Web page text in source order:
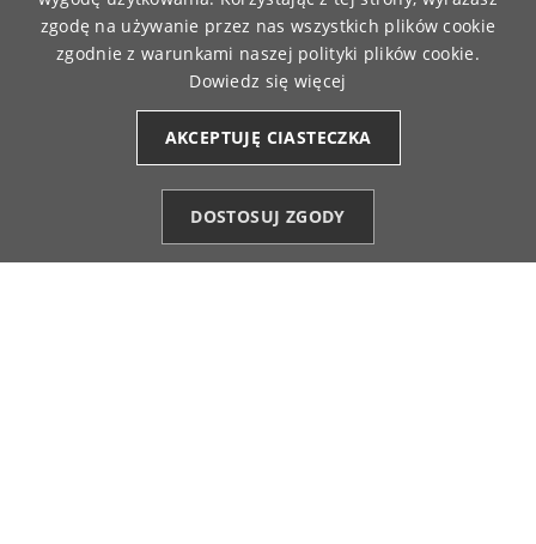
Start
Ulubione (0) Konto
MASZ 14-DNIOWY OKRES
NA ZWROT ZAMÓWIENIA
BEZPIECZNE PŁATNOŚCI
ONLINE
OBSŁUGA KLIENTA
(+48) 784 018 515
zgodę na używanie przez nas wszystkich plików cookie
zgodnie z warunkami naszej polityki plików cookie.
Dowiedz się więcej
AKCEPTUJĘ CIASTECZKA
DOSTOSUJ ZGODY